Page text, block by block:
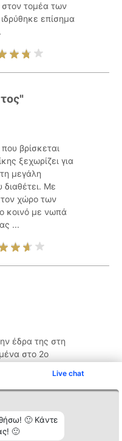
Live chat
🙂 Κάντε
🙂
στον τομέα των
επίσημα
βρίσκεται
ξεχωρίζει για
μεγάλη
διαθέτει. Με
χώρο των
κοινό με νωπά
...
έδρα της στη
στο 2ο
κλάδο των
παραγωγή
ελληνική ...